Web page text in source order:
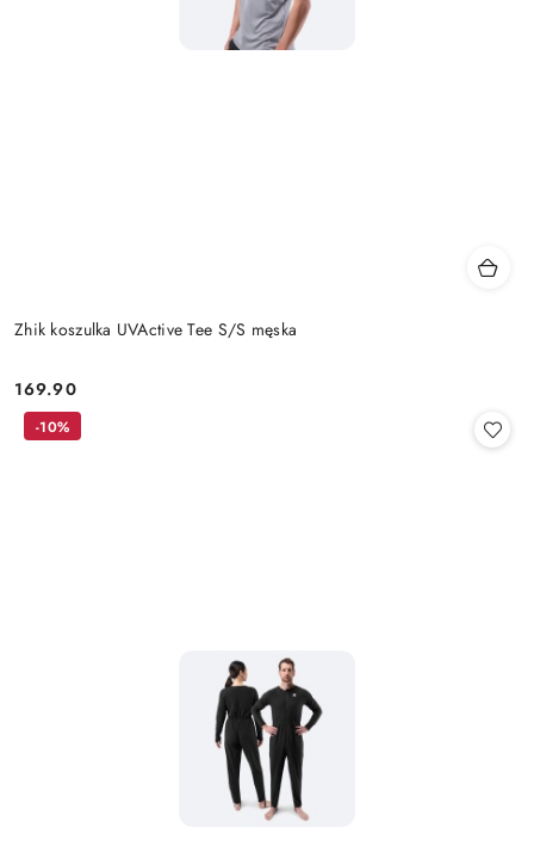
Zhik koszulka UVActive Tee S/S męska
Cena:
169.90
-10%